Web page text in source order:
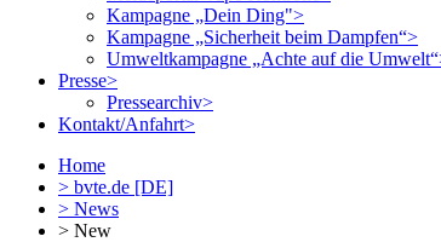
Kampagne „Dein Ding">
Kampagne „Sicherheit beim Dampfen“>
Umweltkampagne „Achte auf die Umwelt“
Presse>
Pressearchiv>
Kontakt/Anfahrt>
Home
> bvte.de [DE]
> News
> New